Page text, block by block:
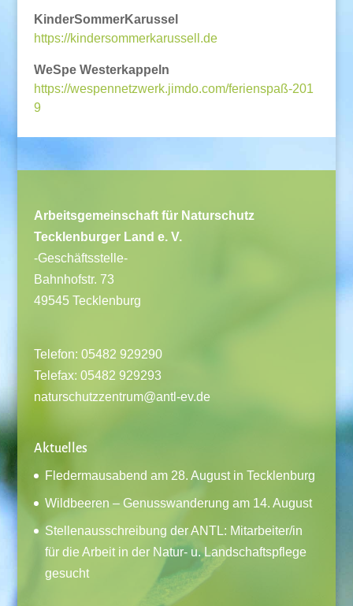
KinderSommerKarussel
https://kindersommerkarussell.de
WeSpe Westerkappeln
https://wespennetzwerk.jimdo.com/ferienspaß-201
9
Arbeitsgemeinschaft für Naturschutz
Tecklenburger Land e. V.
-Geschäftsstelle-
Bahnhofstr. 73
49545 Tecklenburg
Telefon: 05482 929290
Telefax: 05482 929293
naturschutzzentrum@antl-ev.de
Aktuelles
Fledermausabend am 28. August in Tecklenburg
Wildbeeren – Genusswanderung am 14. August
Stellenausschreibung der ANTL: Mitarbeiter/in
für die Arbeit in der Natur- u. Landschaftspflege
gesucht